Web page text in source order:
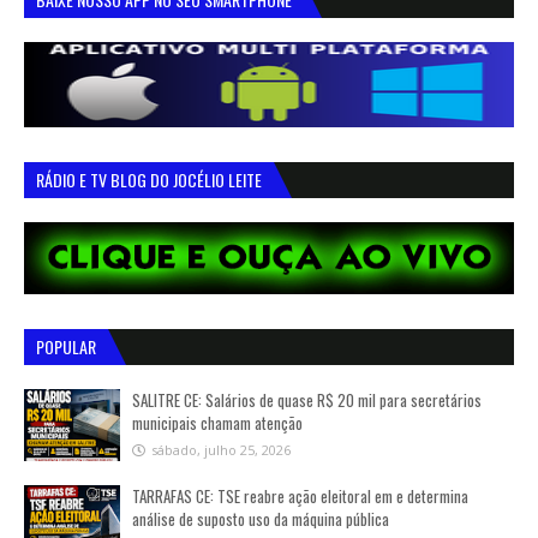
RÁDIO E TV BLOG DO JOCÉLIO LEITE
POPULAR
SALITRE CE: Salários de quase R$ 20 mil para secretários
municipais chamam atenção
sábado, julho 25, 2026
TARRAFAS CE: TSE reabre ação eleitoral em e determina
análise de suposto uso da máquina pública